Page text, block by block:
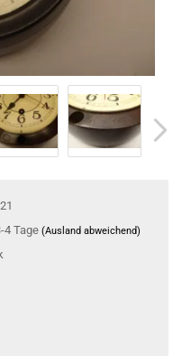
4 Tage (Ausland abweichend)